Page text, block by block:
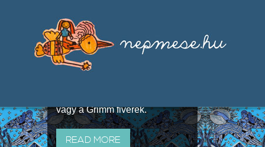
útján terjedő elbeszélésekből,
melyeket olyan ismert gyűjtők
állítottak össze, mint Benedek
vagy a Grimm fivérek.
READ MORE